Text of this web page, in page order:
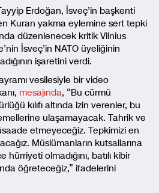
Erdoğan, İsveç’in başkenti
Kuran yakma eylemine sert tepki
düzenlenecek kritik Vilnius
İsveç’in NATO üyeliğinin
işaretini verdi.
vesilesiyle bir video
mesajında, “Bu cürmü
kılıfı altında izin verenler, bu
ulaşamayacak. Tahrik ve
etmeyeceğiz. Tepkimizi en
Müslümanların kutsallarına
olmadığını, batılı kibir
öğreteceğiz,” ifadelerini